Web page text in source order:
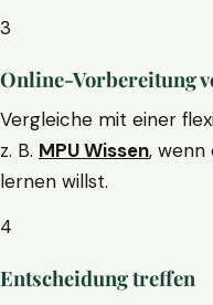
3
Online-Vorbereitung
Vergleiche mit einer
z. B. MPU Wissen, wenn
lernen willst.
4
Entscheidung treffen